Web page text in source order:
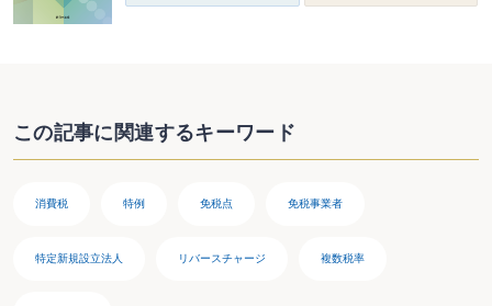
この記事に関連するキーワード
消費税 特例 免税点 免税事業者
特定新規設立法人 リバースチャージ 複数税率